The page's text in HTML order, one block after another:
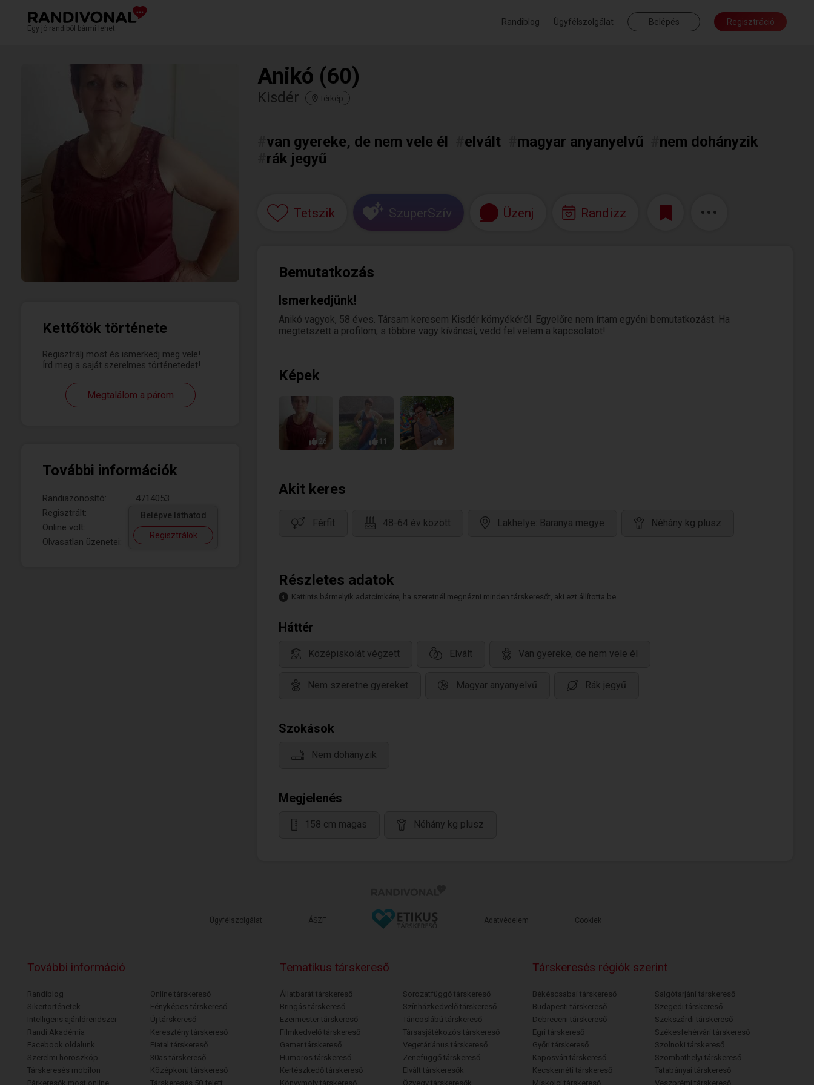
Egy jó randiból bármi lehet.
Randiblog Ügyfélszolgálat Belépés Regisztráció
Kettőtök története
Regisztrálj most és ismerkedj meg vele!
Írd meg a saját szerelmes történetedet!
Megtalálom a párom
További információk
Randiazonosító:
4714053
Regisztrált:
Online volt:
Olvasatlan üzenetei:
Belépve láthatod
Regisztrálok
Anikó (60)
Kisdér Térkép
van gyereke, de nem vele él elvált magyar anyanyelvű
nem dohányzik
rák jegyű
Tetszik SzuperSzív Üzenj Randizz
Bemutatkozás
Ismerkedjünk!
Anikó vagyok, 58 éves. Társam keresem Kisdér környékéről. Egyelőre nem írtam egyéni bemutatkozást. Ha
megtetszett a profilom, s többre vagy kíváncsi, vedd fel velem a kapcsolatot!
Képek
26 11 1
Akit keres
Férfit 48-64 év között Lakhelye: Baranya megye Néhány kg plusz
Részletes adatok
Kattints bármelyik adatcímkére, ha szeretnél megnézni minden társkeresőt, aki ezt állította be.
Háttér
Középiskolát végzett Elvált Van gyereke, de nem vele él
Nem szeretne gyereket Magyar anyanyelvű Rák jegyű
Szokások
Nem dohányzik
Megjelenés
158 cm magas Néhány kg plusz
Ügyfélszolgálat ÁSZF Adatvédelem Cookiek
További információ
Randiblog
Sikertörténetek
Intelligens ajánlórendszer
Randi Akadémia
Facebook oldalunk
Szerelmi horoszkóp
Társkeresés mobilon
Párkeresők most online
Online társkereső
Fényképes társkereső
Új társkereső
Keresztény társkereső
Fiatal társkereső
30as társkereső
Középkorú társkereső
Társkeresés 50 felett
Tematikus társkereső
Állatbarát társkereső
Bringás társkereső
Ezermester társkereső
Filmkedvelő társkereső
Gamer társkereső
Humoros társkereső
Kertészkedő társkereső
Könyvmoly társkereső
Sorozatfüggő társkereső
Színházkedvelő társkereső
Táncoslábú társkereső
Társasjátékozós társkereső
Vegetáriánus társkereső
Zenefüggő társkereső
Elvált társkeresők
Özvegy társkeresők
Társkeresés régiók szerint
Békéscsabai társkereső
Budapesti társkereső
Debreceni társkereső
Egri társkereső
Győri társkereső
Kaposvári társkereső
Kecskeméti társkereső
Miskolci társkereső
Salgótarjáni társkereső
Szegedi társkereső
Szekszárdi társkereső
Székesfehérvári társkereső
Szolnoki társkereső
Szombathelyi társkereső
Tatabányai társkereső
Veszprémi társkereső